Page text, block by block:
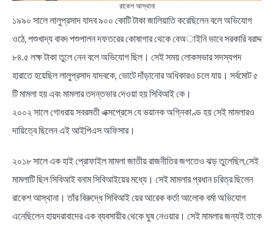
রাকেশ আস্থানা
১৯৯০ সালে লালুপ্রসাদ যাদব ৯০০ কোটি টাকা জালিয়াতি করেছিলেন বলে অভিযোগ
ওঠে, পশুখাদ্য বাবদ পশুপালন দফতরের কোষাগার থেকে বেঅাইনি ভাবে সরকারি বরাদ্দ
৮৪.৫ লক্ষ টাকা তুলে নেন বলে অভিযোগ ছিল। সেই সময় লোকসভার সদস্যপদ
হারাতে হয়েছিল লালুপ্রসাদ যাদবকে, ভোটে দাঁড়ানোর অধিকারও চলে যায়। সর্বমোট ৫
টি মামলা হয় এবং মামলার তদন্তভার দেওয়া হয় সিবিআই কে।
২০০২ সালে গোধরায় সবরমতী এক্সপ্রেসে যে ভয়ানক অগ্নিকাণ্ড হয় সেই মামলারও
দায়িত্বে ছিলেন এই আইপিএস অফিসার।
২০১৮ সালে এক হাই প্রোফাইল মামলা জাতীয় রাজনীতির জগতেও ঝড় তুলেছিল,সেই
মামলাটি ছিল সিবিআই বনাম সিবিআইয়ের মধ্যে। সেই মামলার প্রধান চরিত্র ছিলেন
রাকেশ আস্থানা। তাঁর বিরুদ্ধে সিবিআই য়ের আরেক কর্তা আলোক বর্মা অভিযোগ
এনেছিলেন হায়দরাবাদের এক ব্যবসায়ীর থেকে ঘুষ নেওয়ার। সেই মামলার জন্যই তাকে